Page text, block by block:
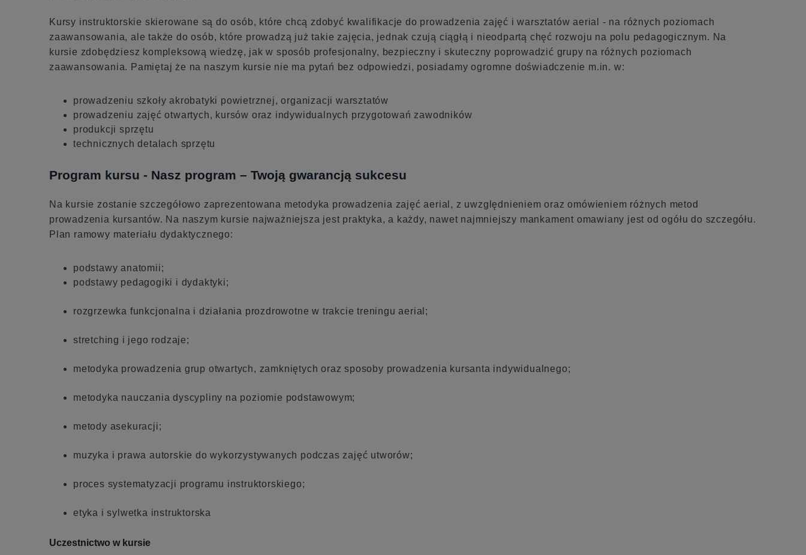
Kursy instruktorskie skierowane są do osób, które chcą zdobyć kwalifikacje do prowadzenia zajęć i warsztatów aerial - na różnych poziomach
zaawansowania, ale także do osób, które prowadzą już takie zajęcia, jednak czują ciągłą i nieodpartą chęć rozwoju na polu pedagogicznym. Na
kursie zdobędziesz kompleksową wiedzę, jak w sposób profesjonalny, bezpieczny i skuteczny poprowadzić grupy na różnych poziomach
zaawansowania. Pamiętaj że na naszym kursie nie ma pytań bez odpowiedzi, posiadamy ogromne doświadczenie m.in. w:
prowadzeniu szkoły akrobatyki powietrznej, organizacji warsztatów
prowadzeniu zajęć otwartych, kursów oraz indywidualnych przygotowań zawodników
produkcji sprzętu
technicznych detalach sprzętu
Program kursu - Nasz program – Twoją gwarancją sukcesu
Na kursie zostanie szczegółowo zaprezentowana metodyka prowadzenia zajęć aerial, z uwzględnieniem oraz omówieniem różnych metod
prowadzenia kursantów. Na naszym kursie najważniejsza jest praktyka, a każdy, nawet najmniejszy mankament omawiany jest od ogółu do szczegółu.
Plan ramowy materiału dydaktycznego:
podstawy anatomii;
podstawy pedagogiki i dydaktyki;
rozgrzewka funkcjonalna i działania prozdrowotne w trakcie treningu aerial;
stretching i jego rodzaje;
metodyka prowadzenia grup otwartych, zamkniętych oraz sposoby prowadzenia kursanta indywidualnego;
metodyka nauczania dyscypliny na poziomie podstawowym;
metody asekuracji;
muzyka i prawa autorskie do wykorzystywanych podczas zajęć utworów;
proces systematyzacji programu instruktorskiego;
etyka i sylwetka instruktorska
Uczestnictwo w kursie